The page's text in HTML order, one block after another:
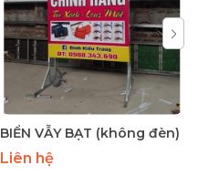
BIỂN VẪY BẠT (không đèn)
Liên hệ